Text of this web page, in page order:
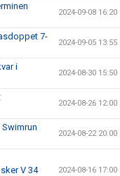
2024-09-08 16:20
7-
2024-09-05 13:55
i
2024-08-30 15:50
2024-08-26 12:00
2024-08-22 20:00
V 34
2024-08-16 17:00